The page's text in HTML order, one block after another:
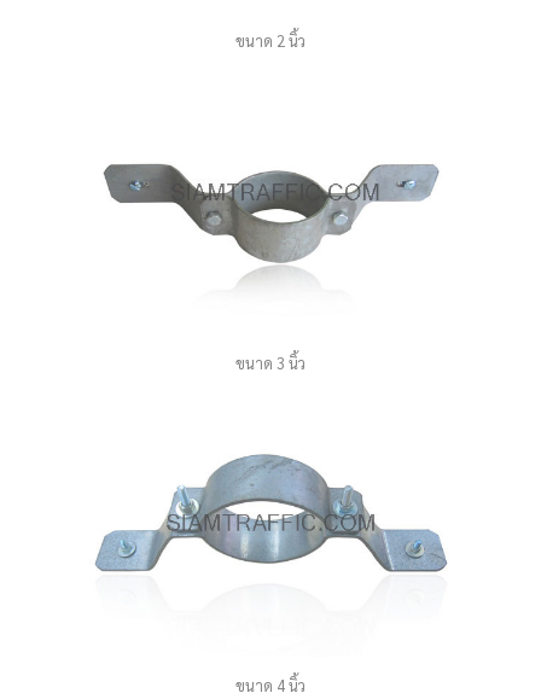
ขนาด 2 นิ้ว
ขนาด 3 นิ้ว
ขนาด 4 นิ้ว